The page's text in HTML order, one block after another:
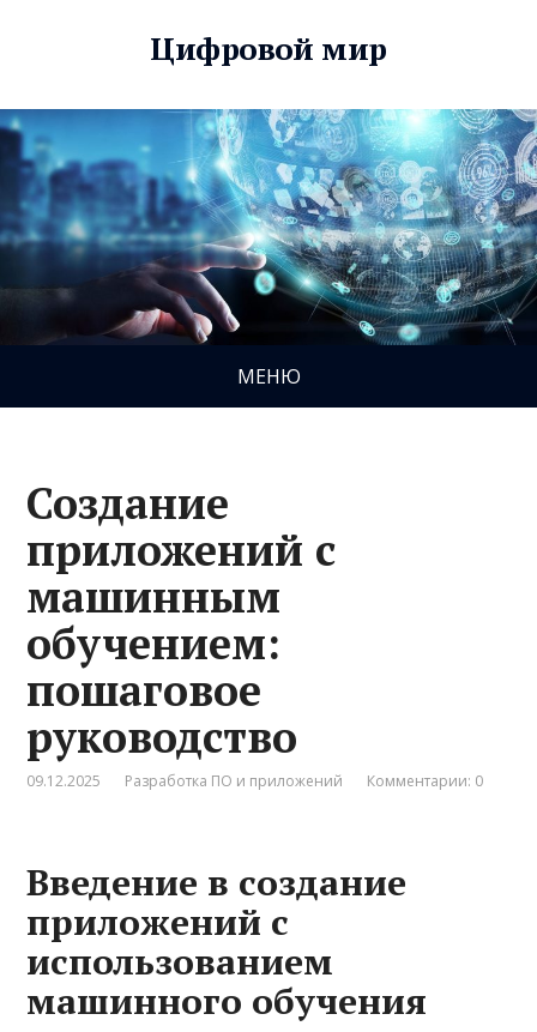
Цифровой мир
МЕНЮ
Создание
приложений с
машинным
обучением:
пошаговое
руководство
09.12.2025 Разработка ПО и приложений Комментарии: 0
Введение в создание
приложений с
использованием
машинного обучения